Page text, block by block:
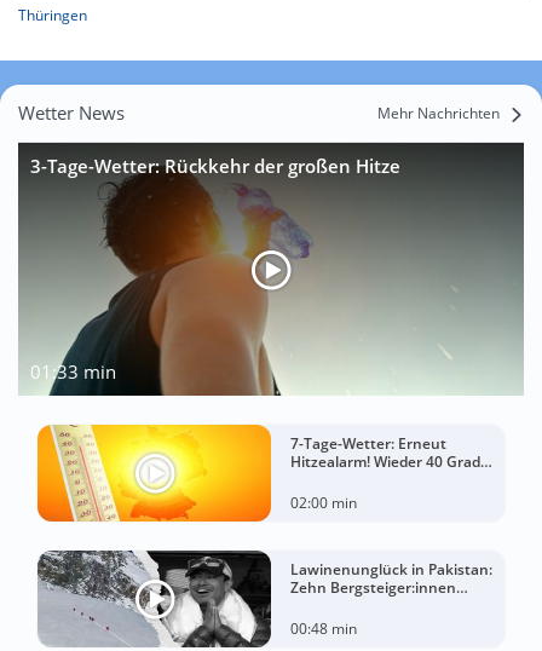
Thüringen
Wetter News Mehr Nachrichten
3-Tage-Wetter: Rückkehr der großen Hitze
01:33 min
7-Tage-Wetter: Erneut
Hitzealarm! Wieder 40 Grad
02:00 min
Lawinenunglück in Pakistan:
Zehn Bergsteiger:innen
00:48 min